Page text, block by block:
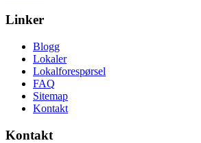
Linker
Blogg
Lokaler
Lokalforespørsel
FAQ
Sitemap
Kontakt
Kontakt